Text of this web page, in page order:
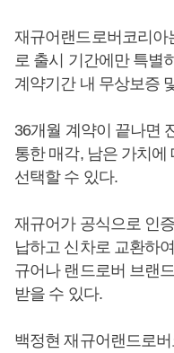
재규어랜드로버코리아
로 출시 기간에만 특별
계약기간 내 무상보증
36개월 계약이 끝나면
통한 매각, 남은 가치
선택할 수 있다.
재규어가 공식으로 인
납하고 신차로 교환하
규어나 랜드로버 브랜
받을 수 있다.
백정현 재규어랜드로